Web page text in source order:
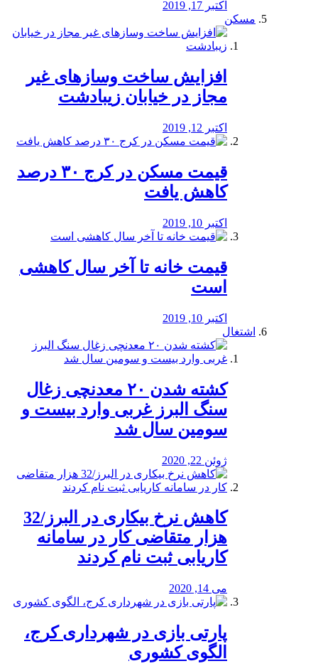
اکتبر 17, 2019
مسکن
افزایش ساخت وسازهای غیر
مجاز در خیابان زیبادشت
اکتبر 12, 2019
️قیمت مسکن در کرج ۳۰ درصد
کاهش یافت
اکتبر 10, 2019
قیمت خانه تا آخر سال کاهشی
است
اکتبر 10, 2019
اشتغال
کشته شدن ۲۰ معدنچی زغال
سنگ البرز غربی وارد بیست و
سومین سال شد
ژوئن 22, 2020
کاهش نرخ بیکاری در البرز/32
هزار متقاضی کار در سامانه
کاریابی ثبت نام کردند
می 14, 2020
پارتی بازی در شهرداری کرج،
الگوی کشوری